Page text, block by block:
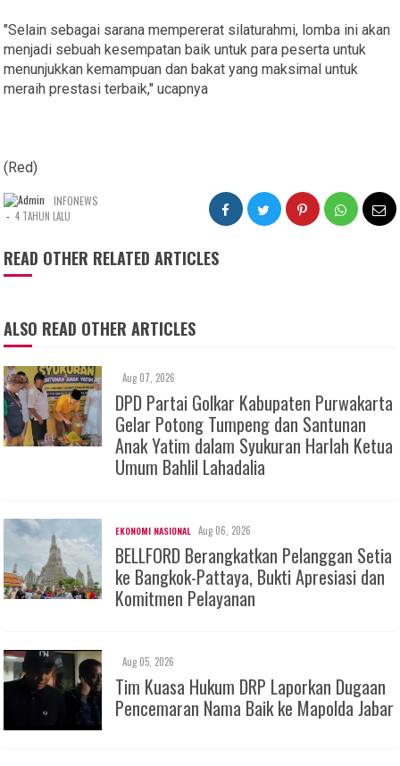
"Selain sebagai sarana mempererat silaturahmi, lomba ini akan
menjadi sebuah kesempatan baik untuk para peserta untuk
menunjukkan kemampuan dan bakat yang maksimal untuk
meraih prestasi terbaik," ucapnya
(Red)
INFONEWS
- 4 TAHUN LALU
READ OTHER RELATED ARTICLES
ALSO READ OTHER ARTICLES
Aug 07, 2026
DPD Partai Golkar Kabupaten Purwakarta
Gelar Potong Tumpeng dan Santunan
Anak Yatim dalam Syukuran Harlah Ketua
Umum Bahlil Lahadalia
EKONOMI NASIONAL Aug 06, 2026
BELLFORD Berangkatkan Pelanggan Setia
ke Bangkok-Pattaya, Bukti Apresiasi dan
Komitmen Pelayanan
Aug 05, 2026
Tim Kuasa Hukum DRP Laporkan Dugaan
Pencemaran Nama Baik ke Mapolda Jabar